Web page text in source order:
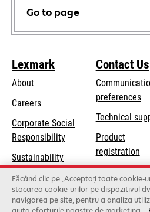
Go to page
Lexmark
About
Careers
Corporate Social
Responsibilityopens
a
new
tab
Sustainability
Lexmark Partners
Contact Us
preferences
Technical
Product
registration
Find a dealer
List of
Făcând clic pe „Acceptați toate cookie-
stocarea cookie-urilor pe dispozitivul
navigarea pe site, pentru a analiza